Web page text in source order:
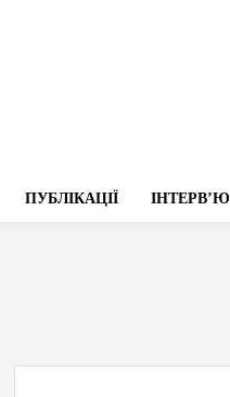
ПУБЛІКАЦІЇ ІНТЕРВʼЮ